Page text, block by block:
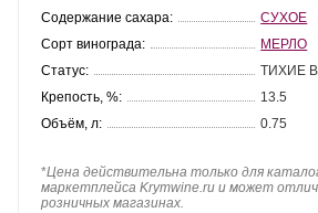
Содержание сахара:
СУХОЕ
Сорт винограда:
МЕРЛО
Статус:
ТИХИЕ
Крепость, %:
13.5
Объём, л:
0.75
*Цена действительна только для
маркетплейса Krymwine.ru и может
розничных магазинах.